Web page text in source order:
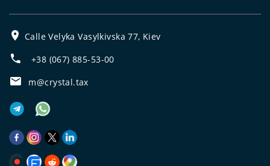
Calle Velyka Vasylkivska 77, Kiev
+38 (067) 885-53-00
m@crystal.tax